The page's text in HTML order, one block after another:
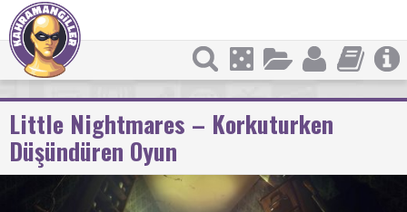
Little Nightmares – Korkuturken
Düşündüren Oyun